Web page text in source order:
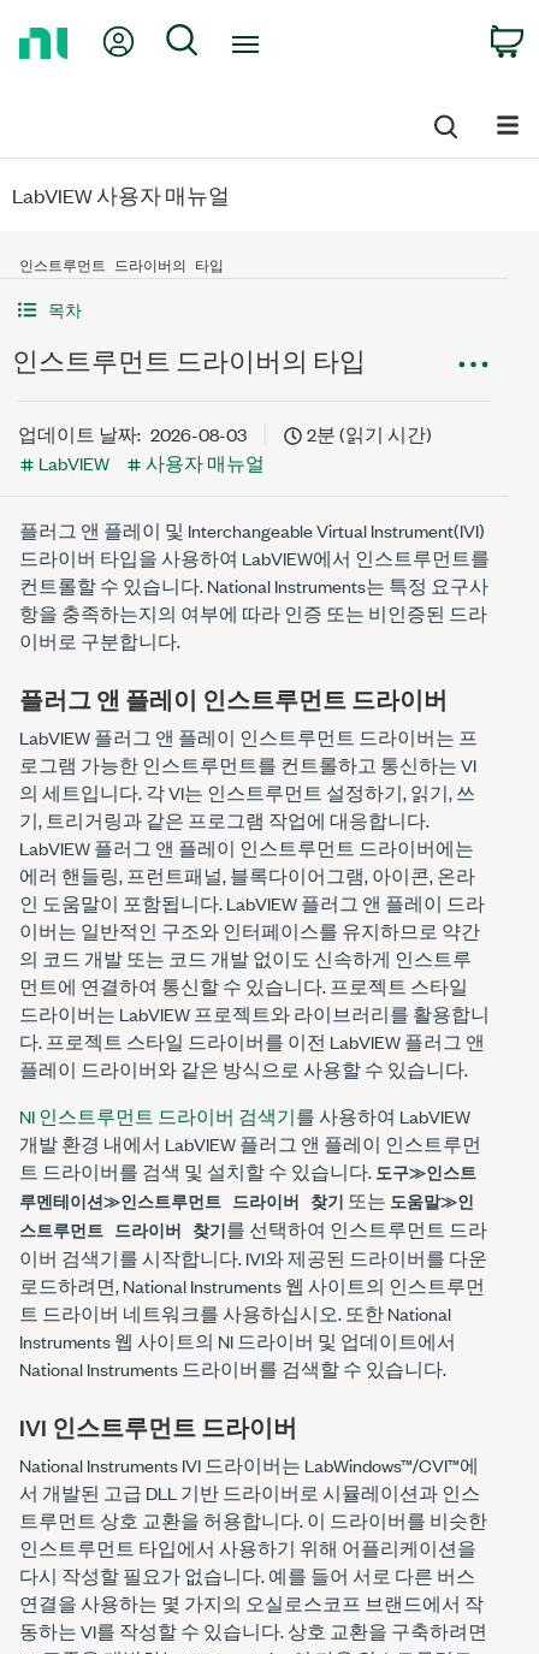
My Account
Search
LabVIEW 사용자 매뉴얼
인스트루먼트 드라이버의 타입
목차
인스트루먼트 드라이버의 타입
업데이트 날짜: 2026-08-03
2분 (읽기 시간)
LabVIEW
사용자 매뉴얼
플러그 앤 플레이 및 Interchangeable Virtual Instrument(IVI)
드라이버 타입을 사용하여 LabVIEW에서 인스트루먼트를
컨트롤할 수 있습니다. National Instruments는 특정 요구사
항을 충족하는지의 여부에 따라 인증 또는 비인증된 드라
이버로 구분합니다.
플러그 앤 플레이 인스트루먼트 드라이버
LabVIEW 플러그 앤 플레이 인스트루먼트 드라이버는 프
로그램 가능한 인스트루먼트를 컨트롤하고 통신하는 VI
의 세트입니다. 각 VI는 인스트루먼트 설정하기, 읽기, 쓰
기, 트리거링과 같은 프로그램 작업에 대응합니다.
LabVIEW 플러그 앤 플레이 인스트루먼트 드라이버에는
에러 핸들링, 프런트패널, 블록다이어그램, 아이콘, 온라
인 도움말이 포함됩니다. LabVIEW 플러그 앤 플레이 드라
이버는 일반적인 구조와 인터페이스를 유지하므로 약간
의 코드 개발 또는 코드 개발 없이도 신속하게 인스트루
먼트에 연결하여 통신할 수 있습니다. 프로젝트 스타일
드라이버는 LabVIEW 프로젝트와 라이브러리를 활용합니
다. 프로젝트 스타일 드라이버를 이전 LabVIEW 플러그 앤
플레이 드라이버와 같은 방식으로 사용할 수 있습니다.
NI 인스트루먼트 드라이버 검색기를 사용하여 LabVIEW
개발 환경 내에서 LabVIEW 플러그 앤 플레이 인스트루먼
트 드라이버를 검색 및 설치할 수 있습니다.도구≫인스트
루멘테이션≫인스트루먼트 드라이버 찾기 또는 도움말≫인
스트루먼트 드라이버 찾기를 선택하여 인스트루먼트 드라
이버 검색기를 시작합니다. IVI와 제공된 드라이버를 다운
로드하려면, National Instruments 웹 사이트의 인스트루먼
트 드라이버 네트워크를 사용하십시오. 또한 National
Instruments 웹 사이트의 NI 드라이버 및 업데이트에서
National Instruments 드라이버를 검색할 수 있습니다.
IVI 인스트루먼트 드라이버
National Instruments IVI 드라이버는 LabWindows™/CVI™에
서 개발된 고급 DLL 기반 드라이버로 시뮬레이션과 인스
트루먼트 상호 교환을 허용합니다. 이 드라이버를 비슷한
인스트루먼트 타입에서 사용하기 위해 어플리케이션을
다시 작성할 필요가 없습니다. 예를 들어 서로 다른 버스
연결을 사용하는 몇 가지의 오실로스코프 브랜드에서 작
동하는 VI를 작성할 수 있습니다. 상호 교환을 구축하려면